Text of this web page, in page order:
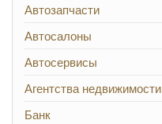
Автозапчасти
Автосалоны
Автосервисы
Агентства недвижимости
Банк